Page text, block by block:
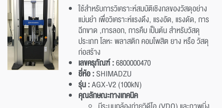
ใช้สำหรับการวิเคราะห์สมบัติเชิงกลของวัสดุอย่าง
แม่นยำ เพื่อวิเคราะห์แรงดึง, แรงอัด, แรงดัด, การ
ฉีกขาด ,การลอก, การคืบ เป็นต้น สำหรับวัสดุ
ประเภท โลหะ พลาสติก คอมโพสิต ยาง หรือ วัสดุ
ก่อสร้าง
เลขครุภัณฑ์ :6800000470
ยี่ห้อ :SHIMADZU
รุ่น :AGX-V2 (100kN)
คุณลักษณะทางเทคนิค